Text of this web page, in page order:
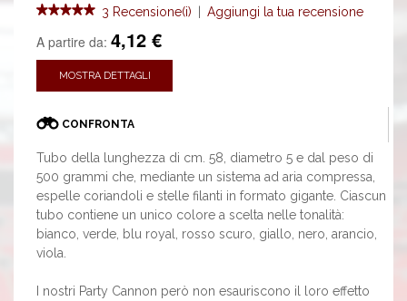
3 Recensione(i)
Aggiungi la tua recensione
A partire da: 4,12 €
MOSTRA DETTAGLI
CONFRONTA
Tubo della lunghezza di cm. 58, diametro 5 e dal peso di
500 grammi che, mediante un sistema ad aria compressa,
espelle coriandoli e stelle filanti in formato gigante. Ciascun
tubo contiene un unico colore a scelta nelle tonalità:
bianco, verde, blu royal, rosso scuro, giallo, nero, arancio,
viola.
I nostri Party Cannon però non esauriscono il loro effetto